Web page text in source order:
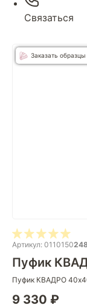
Связаться
Заказать образцы
Артикул: 0110150
Пуфик
Пуфик КВАДРО
9 330 ₽